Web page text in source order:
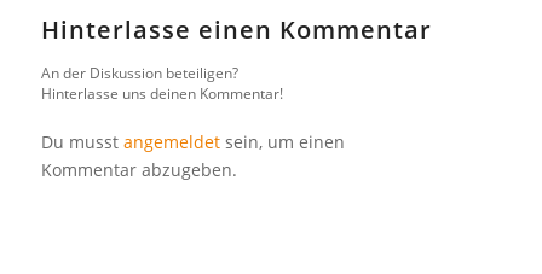
Hinterlasse einen Kommentar
An der Diskussion beteiligen?
Hinterlasse uns deinen Kommentar!
Du musst angemeldetsein, um einen
Kommentar abzugeben.